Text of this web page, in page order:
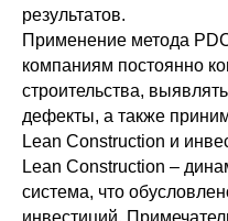
результатов.
Применение метода
компаниям постоянно
строительства,
дефекты, а также
Lean Construction и
Lean Construction –
система, что
инвестиций.